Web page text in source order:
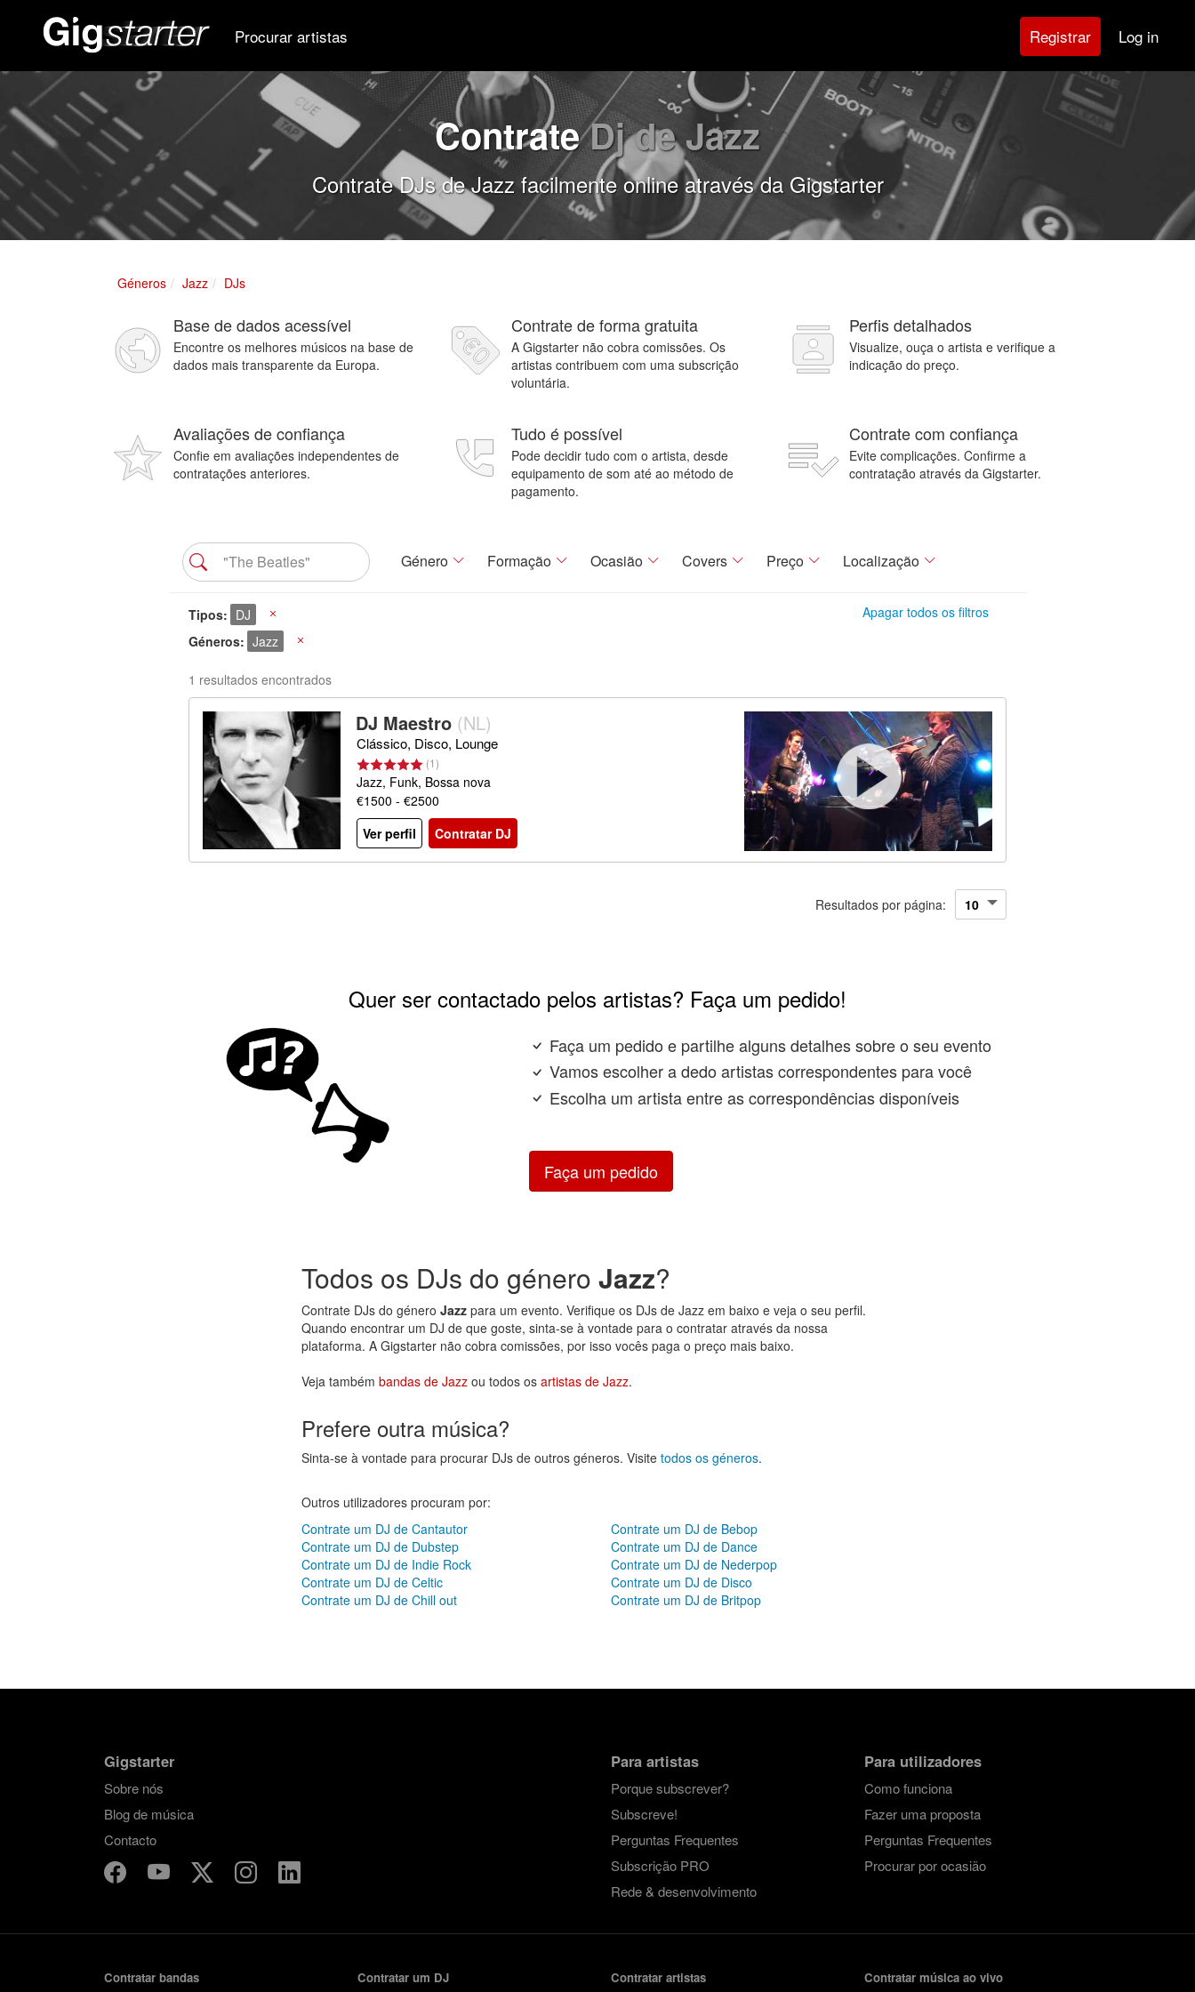
Procurar artistas Registrar Log in
ContrateDj de Jazz
Contrate DJs de Jazz facilmente online através da Gigstarter
Géneros Jazz DJs
Base de dados acessível
Encontre os melhores músicos na base de
dados mais transparente da Europa.
Contrate de forma gratuita
A Gigstarter não cobra comissões. Os
artistas contribuem com uma subscrição
voluntária.
Perfis detalhados
Visualize, ouça o artista e verifique a
indicação do preço.
Avaliações de confiança
Confie em avaliações independentes de
contratações anteriores.
Tudo é possível
Pode decidir tudo com o artista, desde
equipamento de som até ao método de
pagamento.
Contrate com confiança
Evite complicações. Confirme a
contratação através da Gigstarter.
Género Formação Ocasião Covers Preço Localização
Apagar todos os filtros
Tipos DJ
Géneros
Jazz
1 resultados encontrados
DJ Maestro (NL)
Clássico, Disco, Lounge
(1)
Jazz, Funk, Bossa nova
€1500 - €2500
Ver perfil
Contratar DJ
Resultados por página:
Quer ser contactado pelos artistas? Faça um pedido!
Faça um pedido e partilhe alguns detalhes sobre o seu evento
Vamos escolher a dedo artistas correspondentes para você
Escolha um artista entre as correspondências disponíveis
Faça um pedido
Todos os DJs do género Jazz?
Contrate DJs do género Jazz para um evento. Verifique os DJs de Jazz em baixo e veja o seu perfil.
Quando encontrar um DJ de que goste, sinta-se à vontade para o contratar através da nossa
plataforma. A Gigstarter não cobra comissões, por isso vocês paga o preço mais baixo.
Veja também bandas de Jazz ou todos os artistas de Jazz.
Prefere outra música?
Sinta-se à vontade para procurar DJs de outros géneros. Visite todos os géneros.
Outros utilizadores procuram por:
Contrate um DJ de Cantautor
Contrate um DJ de Dubstep
Contrate um DJ de Indie Rock
Contrate um DJ de Celtic
Contrate um DJ de Chill out
Contrate um DJ de Bebop
Contrate um DJ de Dance
Contrate um DJ de Nederpop
Contrate um DJ de Disco
Contrate um DJ de Britpop
Para artistas
Porque subscrever?
Subscreve!
Perguntas Frequentes
Subscrição PRO
Rede & desenvolvimento
Para utilizadores
Como funciona
Fazer uma proposta
Perguntas Frequentes
Procurar por ocasião
Gigstarter
Sobre nós
Blog de música
Contacto
Contratar bandas Contratar um DJ Contratar artistas Contratar música ao vivo